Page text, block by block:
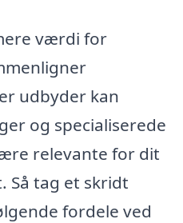
værdi for
udbyder kan
og specialiserede
relevante for dit
Så tag et skridt
fordele ved